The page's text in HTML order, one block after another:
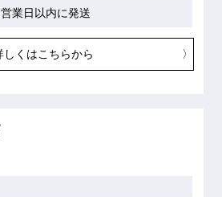
業日以内に発送
しくはこちらから